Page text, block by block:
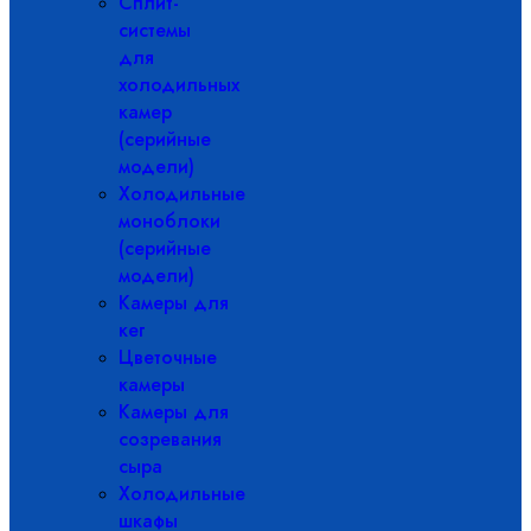
системы
для
холодильных
камер
(серийные
модели)
Холодильные
моноблоки
(серийные
модели)
Камеры для
кег
Цветочные
камеры
Камеры для
созревания
сыра
Холодильные
шкафы